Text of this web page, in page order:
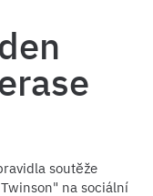
soutěže
na sociální